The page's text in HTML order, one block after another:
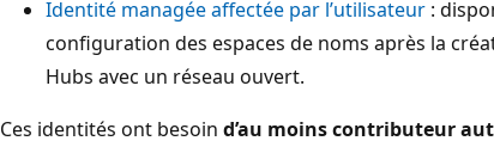
Identité managée affectée par l’utilisateur :
configuration des espaces de noms après la
Hubs avec un réseau ouvert.
Ces identités ont besoin d’au moins contributeur